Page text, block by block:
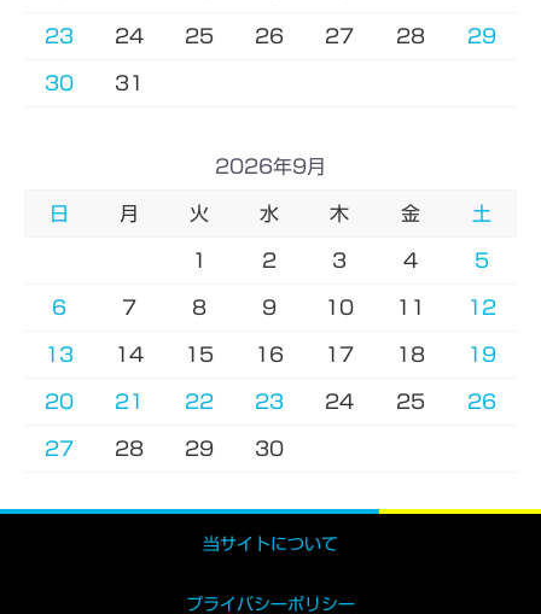
23 24 25 26 27 28 29
30 31
2026年9月
日 月 火 水 木 金 土
1 2 3 4 5
6 7 8 9 10 11 12
13 14 15 16 17 18 19
20 21 22 23 24 25 26
27 28 29 30
当サイトについて
プライバシーポリシー